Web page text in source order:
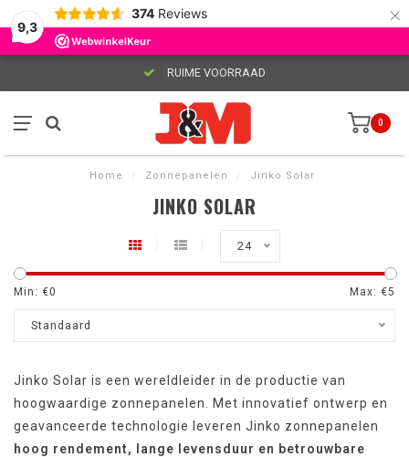
9,3
374 Reviews ×
RUIME VOORRAAD
0
Home / Zonnepanelen / Jinko Solar
JINKO SOLAR
24
Min: €0 Max: €5
Standaard
Jinko Solar is een wereldleider in de productie van
hoogwaardige zonnepanelen. Met innovatief ontwerp en
geavanceerde technologie leveren Jinko zonnepanelen
hoog rendement, lange levensduur en betrouwbare